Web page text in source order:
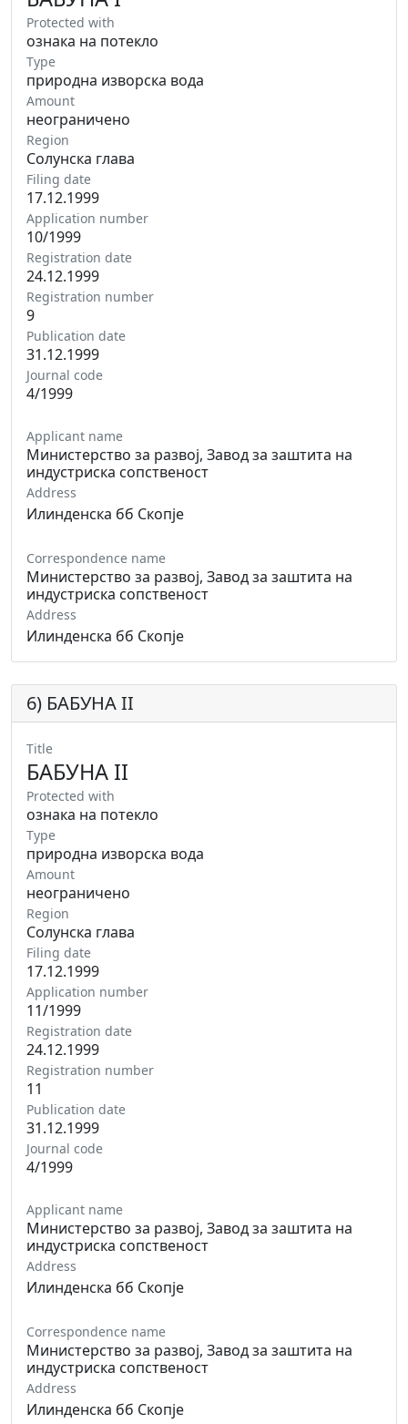
Protected with
ознака на потекло
Type
природна изворска вода
Amount
неограничено
Region
Солунска глава
Filing date
17.12.1999
Application number
10/1999
Registration date
24.12.1999
Registration number
9
Publication date
31.12.1999
Journal code
4/1999
Applicant name
Министерство за развој, Завод за заштита на
индустриска сопственост
Address
Илинденска бб Скопје
Correspondence name
Министерство за развој, Завод за заштита на
индустриска сопственост
Address
Илинденска бб Скопје
6) БАБУНА II
Title
БАБУНА II
Protected with
ознака на потекло
Type
природна изворска вода
Amount
неограничено
Region
Солунска глава
Filing date
17.12.1999
Application number
11/1999
Registration date
24.12.1999
Registration number
11
Publication date
31.12.1999
Journal code
4/1999
Applicant name
Министерство за развој, Завод за заштита на
индустриска сопственост
Address
Илинденска бб Скопје
Correspondence name
Министерство за развој, Завод за заштита на
индустриска сопственост
Address
Илинденска бб Скопје